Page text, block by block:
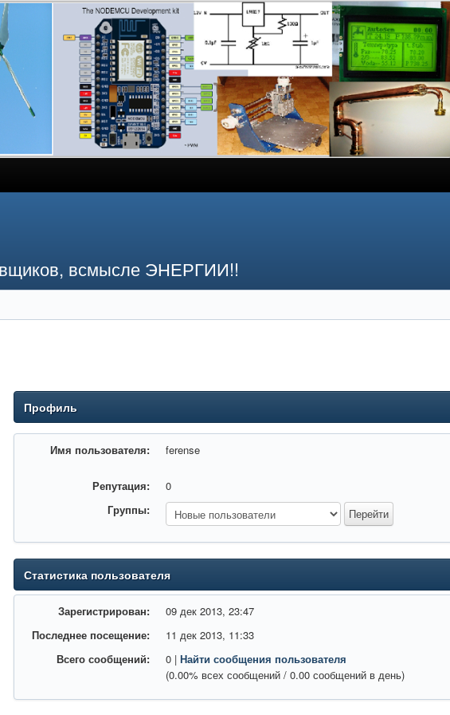
всмысле ЭНЕРГИИ!!
Профиль
Имя пользователя: ferense
Репутация:
0
Группы:
Статистика пользователя
Зарегистрирован:
09 дек 2013, 23:47
Последнее посещение:
11 дек 2013, 11:33
Всего сообщений:
0 |Найти сообщения пользователя
(0.00% всех сообщений / 0.00 сообщений в день)